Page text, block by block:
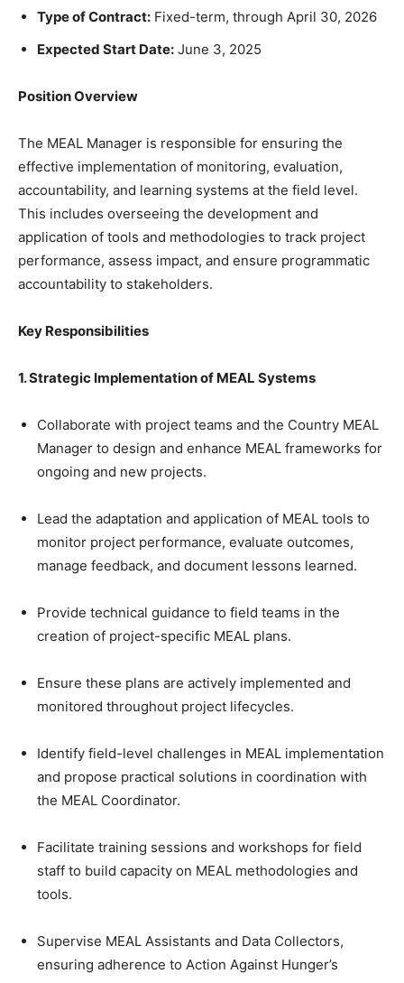
Type of Contract: Fixed-term, through April 30, 2026
Expected Start Date: June 3, 2025
Position Overview
The MEAL Manager is responsible for ensuring the
effective implementation of monitoring, evaluation,
accountability, and learning systems at the field level.
This includes overseeing the development and
application of tools and methodologies to track project
performance, assess impact, and ensure programmatic
accountability to stakeholders.
Key Responsibilities
1. Strategic Implementation of MEAL Systems
Collaborate with project teams and the Country MEAL
Manager to design and enhance MEAL frameworks for
ongoing and new projects.
Lead the adaptation and application of MEAL tools to
monitor project performance, evaluate outcomes,
manage feedback, and document lessons learned.
Provide technical guidance to field teams in the
creation of project-specific MEAL plans.
Ensure these plans are actively implemented and
monitored throughout project lifecycles.
Identify field-level challenges in MEAL implementation
and propose practical solutions in coordination with
the MEAL Coordinator.
Facilitate training sessions and workshops for field
staff to build capacity on MEAL methodologies and
tools.
Supervise MEAL Assistants and Data Collectors,
ensuring adherence to Action Against Hunger’s